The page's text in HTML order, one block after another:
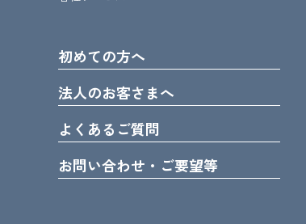
初めての方へ
法人のお客さまへ
よくあるご質問
お問い合わせ・ご要望等